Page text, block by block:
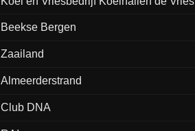
Beekse Bergen
Zaailand
Almeerderstrand
Club DNA